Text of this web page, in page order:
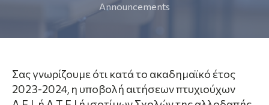
Announcements
Σας γνωρίζουμε ότι κατά το ακαδημαϊκό έτος
2023-2024, η υποβολή αιτήσεων πτυχιούχων